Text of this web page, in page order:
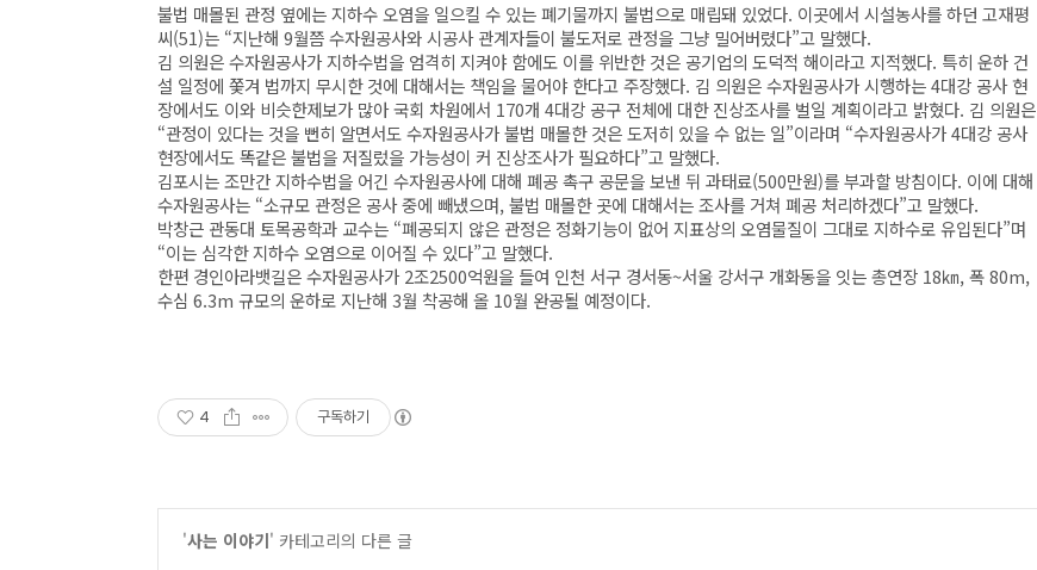
불법 매몰된 관정 옆에는 지하수 오염을 일으킬 수 있는 폐기물까지 불법으로 매립돼 있었다. 이곳에서 시설농사를 하던 고재평
씨(51)는 “지난해 9월쯤 수자원공사와 시공사 관계자들이 불도저로 관정을 그냥 밀어버렸다”고 말했다.
김 의원은 수자원공사가 지하수법을 엄격히 지켜야 함에도 이를 위반한 것은 공기업의 도덕적 해이라고 지적했다. 특히 운하 건
설 일정에 쫓겨 법까지 무시한 것에 대해서는 책임을 물어야 한다고 주장했다. 김 의원은 수자원공사가 시행하는 4대강 공사 현
장에서도 이와 비슷한제보가 많아 국회 차원에서 170개 4대강 공구 전체에 대한 진상조사를 벌일 계획이라고 밝혔다. 김 의원은
“관정이 있다는 것을 뻔히 알면서도 수자원공사가 불법 매몰한 것은 도저히 있을 수 없는 일”이라며 “수자원공사가 4대강 공사
현장에서도 똑같은 불법을 저질렀을 가능성이 커 진상조사가 필요하다”고 말했다.
김포시는 조만간 지하수법을 어긴 수자원공사에 대해 폐공 촉구 공문을 보낸 뒤 과태료(500만원)를 부과할 방침이다. 이에 대해
수자원공사는 “소규모 관정은 공사 중에 빼냈으며, 불법 매몰한 곳에 대해서는 조사를 거쳐 폐공 처리하겠다”고 말했다.
박창근 관동대 토목공학과 교수는 “폐공되지 않은 관정은 정화기능이 없어 지표상의 오염물질이 그대로 지하수로 유입된다”며
“이는 심각한 지하수 오염으로 이어질 수 있다”고 말했다.
한편 경인아라뱃길은 수자원공사가 2조2500억원을 들여 인천 서구 경서동~서울 강서구 개화동을 잇는 총연장 18㎞, 폭 80m,
수심 6.3m 규모의 운하로 지난해 3월 착공해 올 10월 완공될 예정이다.
4 구독하기
'사는 이야기' 카테고리의 다른 글